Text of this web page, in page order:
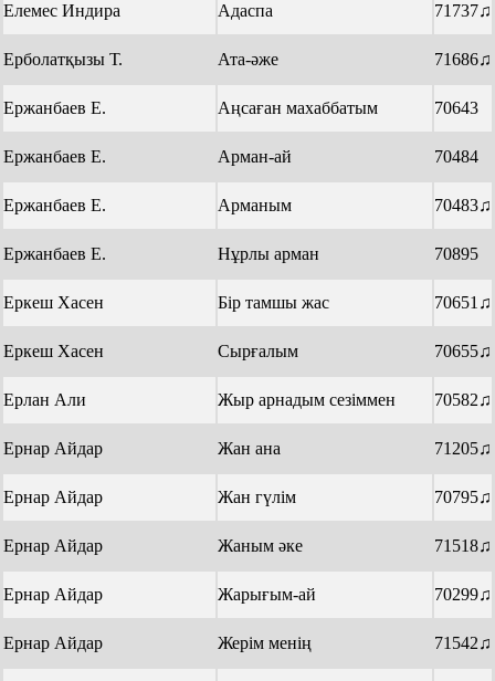
Елемес Индира Адаспа 71737♫
Ерболатқызы Т. Ата-әже 71686♫
Ержанбаев Е. Аңсаған махаббатым 70643
Ержанбаев Е. Арман-ай 70484
Ержанбаев Е. Арманым 70483♫
Ержанбаев Е. Нұрлы арман 70895
Еркеш Хасен Бір тамшы жас 70651♫
Еркеш Хасен Сырғалым 70655♫
Ерлан Али Жыр арнадым сезіммен 70582♫
Ернар Айдар Жан ана 71205♫
Ернар Айдар Жан гүлім 70795♫
Ернар Айдар Жаным әке 71518♫
Ернар Айдар Жарығым-ай 70299♫
Ернар Айдар Жерім менің 71542♫